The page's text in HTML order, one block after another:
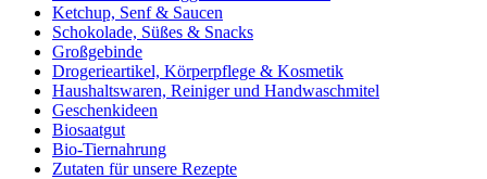
Ketchup, Senf & Saucen
Schokolade, Süßes & Snacks
Großgebinde
Drogerieartikel, Körperpflege & Kosmetik
Haushaltswaren, Reiniger und Handwaschmitel
Geschenkideen
Biosaatgut
Bio-Tiernahrung
Zutaten für unsere Rezepte